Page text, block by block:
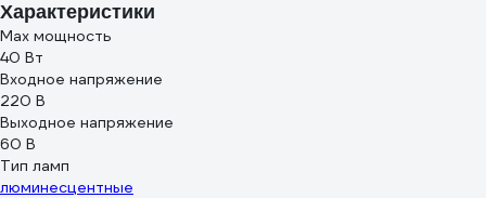
Характеристики
Max мощность
40 Вт
Входное напряжение
220 В
Выходное напряжение
60 В
Тип ламп
люминесцентные